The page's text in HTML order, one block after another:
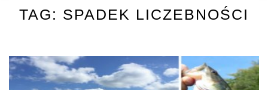
TAG: SPADEK LICZEBNOŚCI